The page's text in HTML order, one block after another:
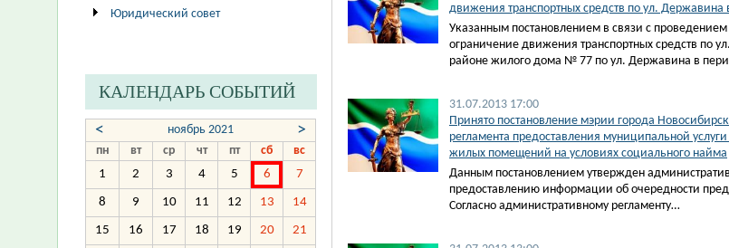
движения транспортных средств по ул. Державина
Указанным постановлением в связи с
ограничение движения транспортных средств по
районе жилого дома № 77 по ул. Державина в
31.07.2013 17:00
Принято постановление мэрии города
регламента предоставления муниципальной
жилых помещений на условиях социального найма
Данным постановлением утвержден
предоставлению информации об очередности
Согласно административному регламенту…
Юридический совет
КАЛЕНДАРЬ СОБЫТИЙ
< ноябрь 2021 >
пн вт ср чт пт сб
вс
1
2 3 4 5 6 7
8 9 10 11 12 13 14
15 16 17 18 19 20 21